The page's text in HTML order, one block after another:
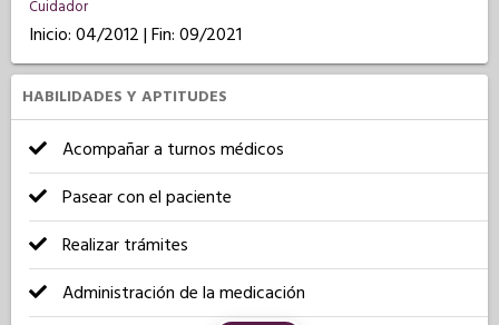
Cuidador
Inicio: 04/2012 | Fin: 09/2021
HABILIDADES Y APTITUDES
Acompañar a turnos médicos
Pasear con el paciente
Realizar trámites
Administración de la medicación